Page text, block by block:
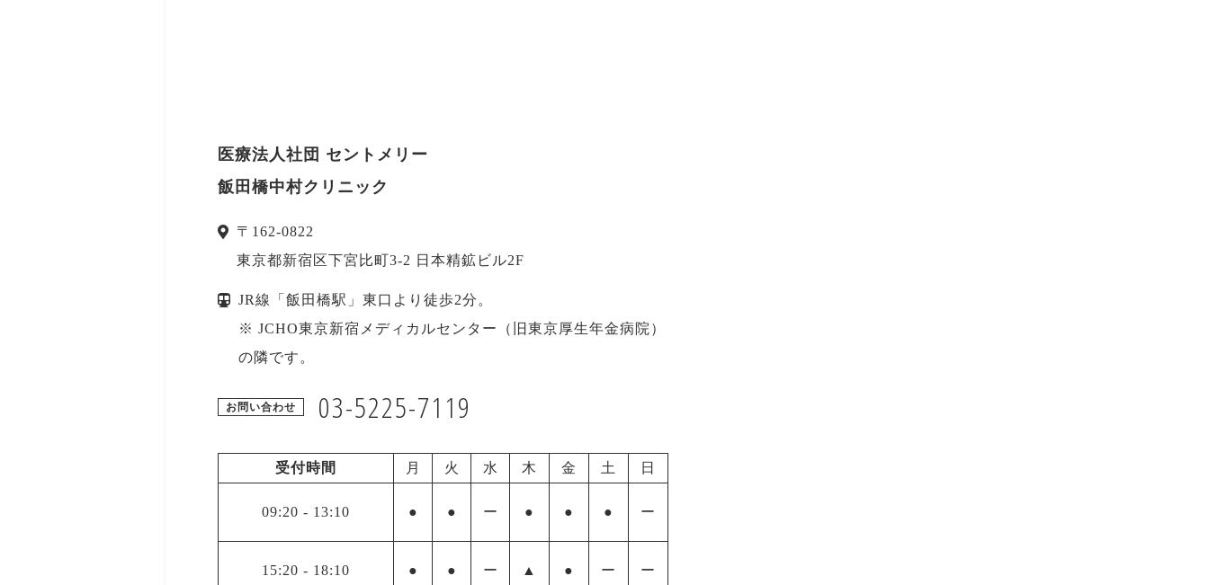
医療法人社団 セントメリー
飯田橋中村クリニック
〒 162-0822
東京都新宿区下宮比町3-2 日本精鉱ビル2F
JR線「飯田橋駅」東口より徒歩2分。
※ JCHO東京新宿メディカルセンター（旧東京厚生年金病院）
の隣です。
お問い合わせ 03-5225-7119
受付時間 月 火 水 木 金 土 日
09:20 - 13:10 ● ● ー ● ● ● ー
15:20 - 18:10 ● ● ー ▲ ● ー ー